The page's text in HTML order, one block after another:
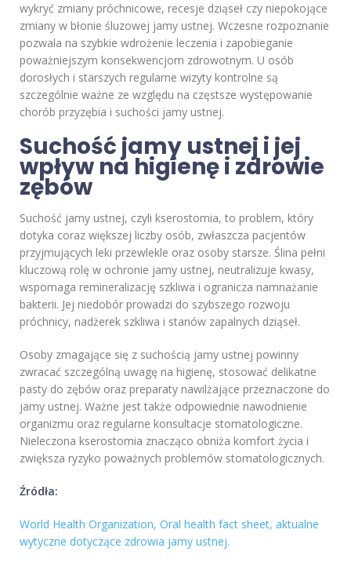
wykryć zmiany próchnicowe, recesje dziąseł czy niepokojące
zmiany w błonie śluzowej jamy ustnej. Wczesne rozpoznanie
pozwala na szybkie wdrożenie leczenia i zapobieganie
poważniejszym konsekwencjom zdrowotnym. U osób
dorosłych i starszych regularne wizyty kontrolne są
szczególnie ważne ze względu na częstsze występowanie
chorób przyzębia i suchości jamy ustnej.
Suchość jamy ustnej i jej
wpływ na higienę i zdrowie
zębów
Suchość jamy ustnej, czyli kserostomia, to problem, który
dotyka coraz większej liczby osób, zwłaszcza pacjentów
przyjmujących leki przewlekle oraz osoby starsze. Ślina pełni
kluczową rolę w ochronie jamy ustnej, neutralizuje kwasy,
wspomaga remineralizację szkliwa i ogranicza namnażanie
bakterii. Jej niedobór prowadzi do szybszego rozwoju
próchnicy, nadżerek szkliwa i stanów zapalnych dziąseł.
Osoby zmagające się z suchością jamy ustnej powinny
zwracać szczególną uwagę na higienę, stosować delikatne
pasty do zębów oraz preparaty nawilżające przeznaczone do
jamy ustnej. Ważne jest także odpowiednie nawodnienie
organizmu oraz regularne konsultacje stomatologiczne.
Nieleczona kserostomia znacząco obniża komfort życia i
zwiększa ryzyko poważnych problemów stomatologicznych.
Źródła:
World Health Organization, Oral health fact sheet, aktualne
wytyczne dotyczące zdrowia jamy ustnej.